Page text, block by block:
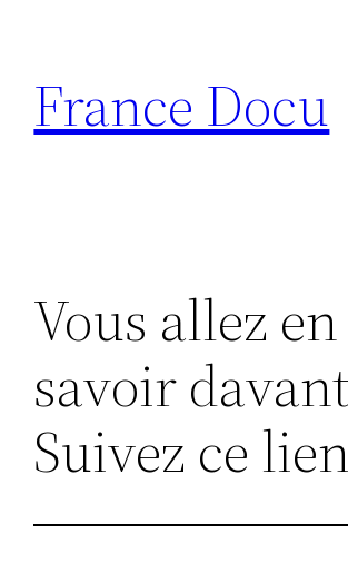
contenu
France Docu
Vous allez en
savoir
Suivez ce lien